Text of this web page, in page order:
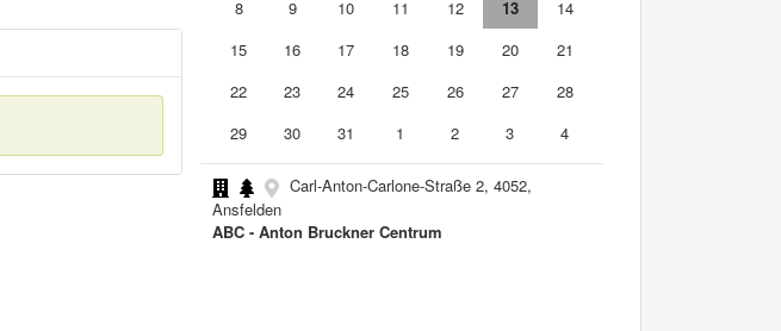
8
9 10 11 12 13
14
15
16 17 18 19 20
21
22
23 24 25 26 27
28
29
30 31 1 2 3 4
Carl-Anton-Carlone-Straße 2, 4052,
Ansfelden
ABC - Anton Bruckner Centrum